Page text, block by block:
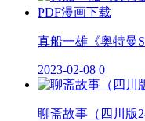
真船一雄《奥特曼
2023-02-08 0
聊斋故事（四川版